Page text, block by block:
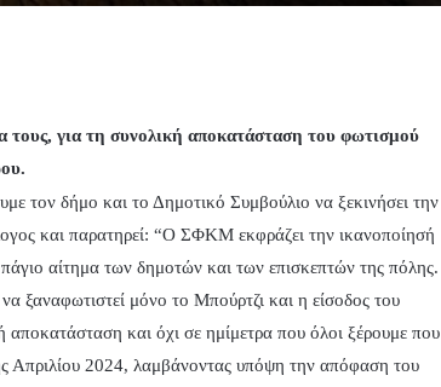
τους, για τη συνολική αποκατάσταση του φωτισμού
τον δήμο και το Δημοτικό Συμβούλιο να ξεκινήσει την
και παρατηρεί: “Ο ΣΦΚΜ εκφράζει την ικανοποίησή
αίτημα των δημοτών και των επισκεπτών της πόλης.
ξαναφωτιστεί μόνο το Μπούρτζι και η είσοδος του
αποκατάσταση και όχι σε ημίμετρα που όλοι ξέρουμε που
Απριλίου 2024, λαμβάνοντας υπόψη την απόφαση του